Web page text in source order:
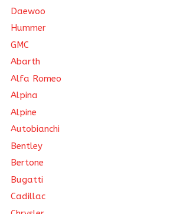
Daewoo
Hummer
GMC
Abarth
Alfa Romeo
Alpina
Alpine
Autobianchi
Bentley
Bertone
Bugatti
Cadillac